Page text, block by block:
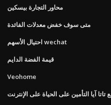
محاور التجارة بيسكين
متى سوف خفض معدلات الفائدة
احتيال الأسهم wechat
قيمة الفضة الدايم
Veohome
تاتا آيا التأمين على الحياة على الإنترنت